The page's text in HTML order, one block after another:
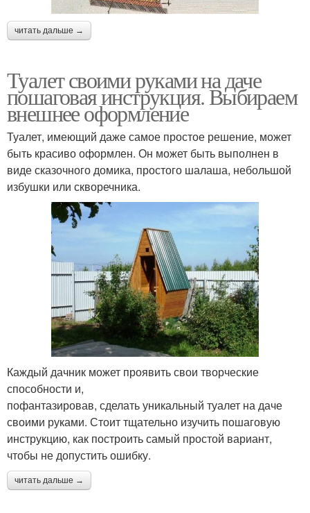
читать дальше →
Туалет своими руками на даче
пошаговая инструкция. Выбираем
внешнее оформление
Туалет, имеющий даже самое простое решение, может
быть красиво оформлен. Он может быть выполнен в
виде сказочного домика, простого шалаша, небольшой
избушки или скворечника.
Каждый дачник может проявить свои творческие
способности и,
пофантазировав, сделать уникальный туалет на даче
своими руками. Стоит тщательно изучить пошаговую
инструкцию, как построить самый простой вариант,
чтобы не допустить ошибку.
читать дальше →